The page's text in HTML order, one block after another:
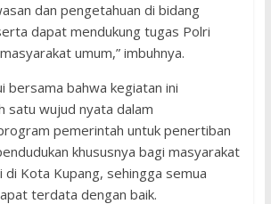
dan pengetahuan di bidang
dapat mendukung tugas Polri
umum,” imbuhnya.
bersama bahwa kegiatan ini
satu wujud nyata dalam
pemerintah untuk penertiban
khususnya bagi masyarakat
Kota Kupang, sehingga semua
terdata dengan baik.